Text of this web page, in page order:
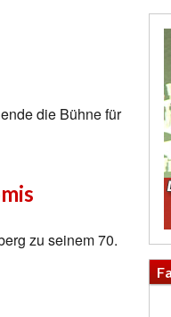
die Bühne für
zu seinem 70.